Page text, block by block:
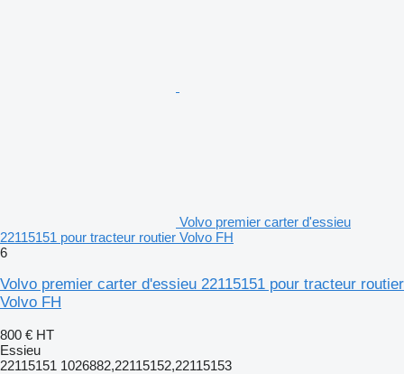
Volvo premier carter d'essieu
22115151 pour tracteur routier Volvo FH
6
Volvo premier carter d'essieu 22115151 pour tracteur routier
Volvo FH
800 € HT
Essieu
22115151 1026882,22115152,22115153